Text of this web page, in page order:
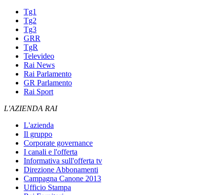
Tg1
Tg2
Tg3
GRR
TgR
Televideo
Rai News
Rai Parlamento
GR Parlamento
Rai Sport
L'AZIENDA RAI
L'azienda
Il gruppo
Corporate governance
I canali e l'offerta
Informativa sull'offerta tv
Direzione Abbonamenti
Campagna Canone 2013
Ufficio Stampa